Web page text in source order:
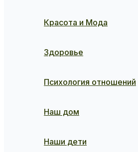
Красота и Мода
Здоровье
Психология отношений
Наш дом
Наши дети